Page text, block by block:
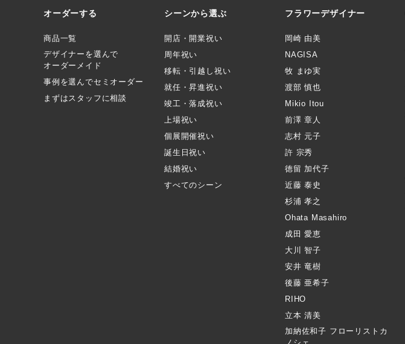
オーダーする
商品一覧
デザイナーを選んで
オーダーメイド
事例を選んでセミオーダー
まずはスタッフに相談
シーンから選ぶ
開店・開業祝い
周年祝い
移転・引越し祝い
就任・昇進祝い
竣工・落成祝い
上場祝い
個展開催祝い
誕生日祝い
結婚祝い
すべてのシーン
フラワーデザイナー
岡崎 由美
NAGISA
牧 まゆ実
渡部 慎也
Mikio Itou
前澤 章人
志村 元子
許 宗秀
徳留 加代子
近藤 泰史
杉浦 孝之
Ohata Masahiro
成田 愛恵
大川 智子
安井 竜樹
後藤 亜希子
RIHO
立本 清美
加納佐和子 フローリストカ